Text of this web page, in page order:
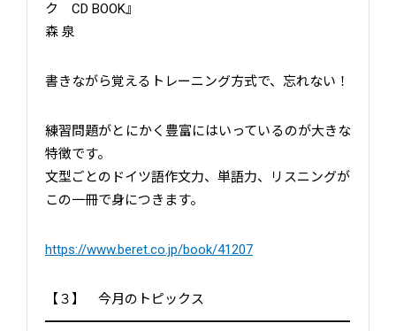
ク CD BOOK』
森 泉
書きながら覚えるトレーニング方式で、忘れない！
練習問題がとにかく豊富にはいっているのが大きな
特徴です。
文型ごとのドイツ語作文力、単語力、リスニングが
この一冊で身につきます。
https://www.beret.co.jp/book/41207
【３】 今月のトピックス
━━━━━━━━━━━━━━━━━━━━━━━